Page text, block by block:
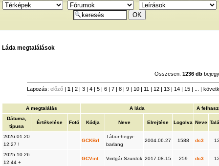
Láda megtalálások
Összesen:1236 db
Lapozás:előző |1 2 3 4 5 6 7 8 9 10 11 12 13 14 15
A megtalálás A láda
A
Dátuma,
típusa
Értékelése Fotó Kódja Neve Elrejtése Logolva Neve
2026.01.20
12:27 !
GCKBrl
Tábor-hegyi-
barlang
2004.06.27 1588 dc3
2025.10.26
12:44 +
GCVint Vintgár Szurdok 2017.08.15 259 dc3